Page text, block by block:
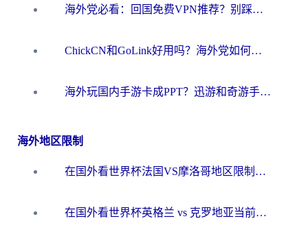
海外党必看：回国免费VPN推荐？别踩坑！教你选对加速器无缝刷国内资源
ChickCN和GoLink好用吗？海外党如何选对回国加速器
海外玩国内手游卡成PPT？迅游和奇游手游哪个好？一篇讲透回国加速器怎么选
海外地区限制
在国外看世界杯法国VS摩洛哥地区限制？这篇指南让你流畅看中文解说无压力
在国外看世界杯英格兰 vs 克罗地亚当前地区不可播放？这篇指南帮你搞定所有海外观赛难题